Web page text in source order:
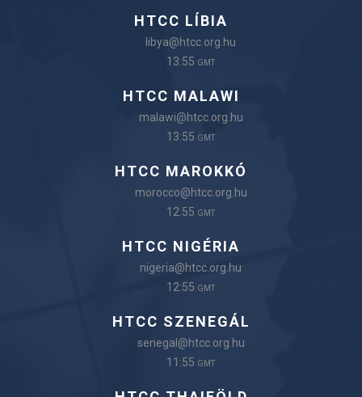
HTCC LÍBIA
libya@htcc.org.hu
13:55 GMT
HTCC MALAWI
malawi@htcc.org.hu
13:55 GMT
HTCC MAROKKÓ
morocco@htcc.org.hu
12:55 GMT
HTCC NIGÉRIA
nigeria@htcc.org.hu
12:55 GMT
HTCC SZENEGÁL
senegal@htcc.org.hu
11:55 GMT